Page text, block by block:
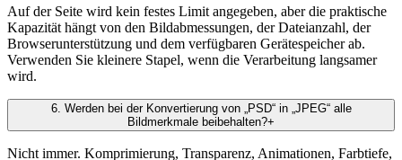
Auf der Seite wird kein festes Limit angegeben, aber die praktische
Kapazität hängt von den Bildabmessungen, der Dateianzahl, der
Browserunterstützung und dem verfügbaren Gerätespeicher ab.
Verwenden Sie kleinere Stapel, wenn die Verarbeitung langsamer
wird.
6. Werden bei der Konvertierung von „PSD“ in „JPEG“ alle
Bildmerkmale beibehalten?+
Nicht immer. Komprimierung, Transparenz, Animationen, Farbtiefe,